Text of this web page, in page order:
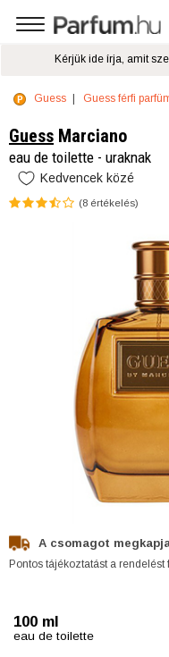
Guess Guess férfi
Guess Marciano
eau de toilette - uraknak
Kedvencek közé
(8 értékelés)
A csomagot
Pontos tájékoztatást a
100 ml
eau de toilette